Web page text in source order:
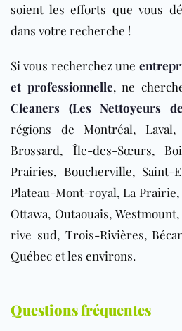
soient les efforts que vous
dans votre recherche !
Si vous recherchez une
et professionnelle, ne
Cleaners (Les Nettoyeurs
régions de Montréal, Laval,
Brossard, Île-des-Sœurs,
Prairies, Boucherville, Saint-
Plateau-Mont-royal, La
Ottawa, Outaouais,
rive sud, Trois-Rivières,
Québec et les environs.
Questions fréquentes